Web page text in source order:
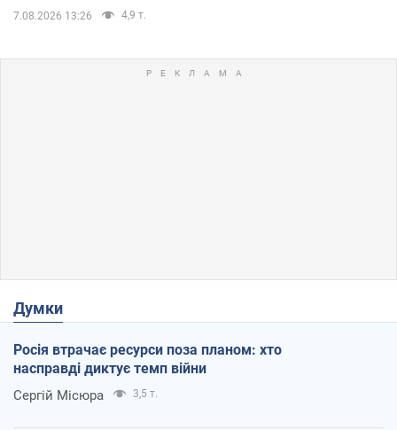
7.08.2026 13:26 4,9 т.
Думки
Росія втрачає ресурси поза планом: хто
насправді диктує темп війни
Сергій Місюра 3,5 т.